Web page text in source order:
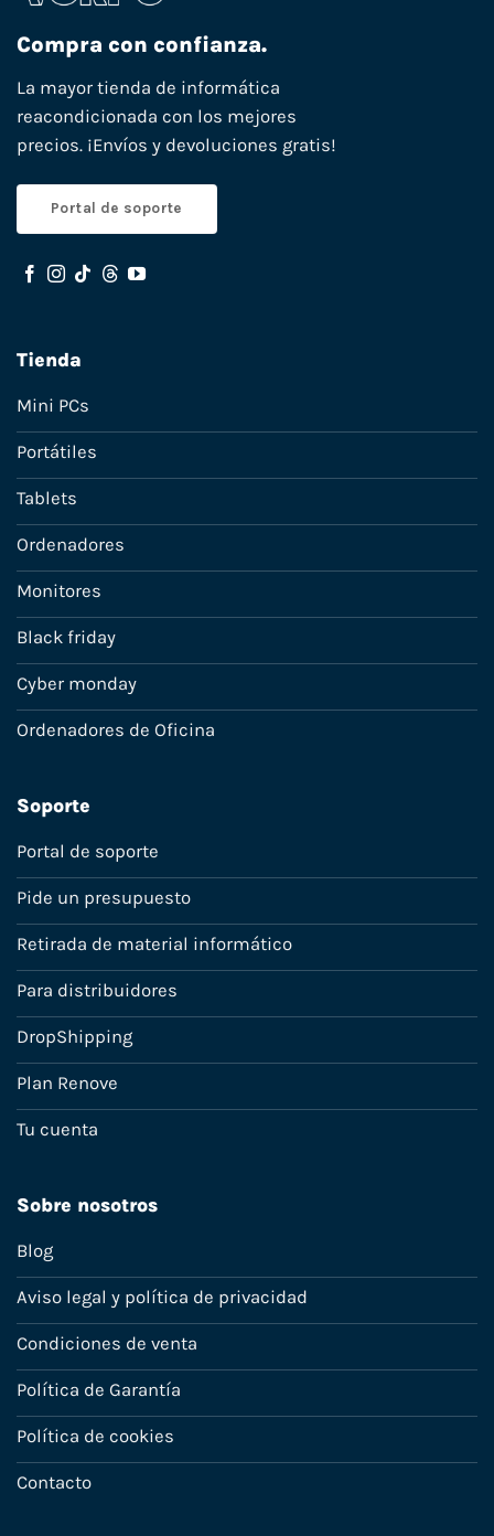
Compra con confianza.
La mayor tienda de informática
reacondicionada con los mejores
precios. ¡Envíos y devoluciones gratis!
Portal de soporte
Tienda
Mini PCs
Portátiles
Tablets
Ordenadores
Monitores
Black friday
Cyber monday
Ordenadores de Oficina
Soporte
Portal de soporte
Pide un presupuesto
Retirada de material informático
Para distribuidores
DropShipping
Plan Renove
Tu cuenta
Sobre nosotros
Blog
Aviso legal y política de privacidad
Condiciones de venta
Política de Garantía
Política de cookies
Contacto